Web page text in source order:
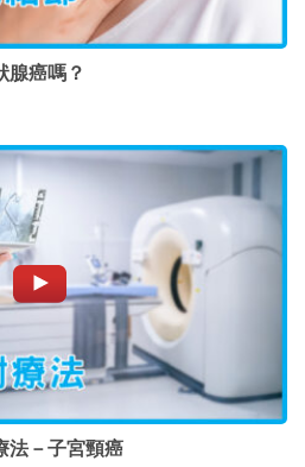
腺癌嗎？
法－子宮頸癌